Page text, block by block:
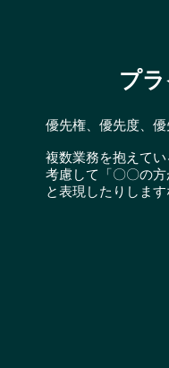
プ
優先権、優先度、優
複数業務を抱えて
考慮して「〇〇の
と表現したりします